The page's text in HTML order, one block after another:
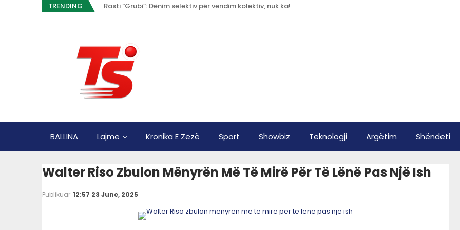
TRENDING Rasti “Grubi”: Dënim selektiv për vendim kolektiv, nuk ka!
BALLINA Lajme Kronika E Zezë Sport Showbiz Teknologji Argëtim Shëndeti
Walter Riso Zbulon Mënyrën Më Të Mirë Për Të Lënë Pas Një Ish
Publikuar 12:57 23 June, 2025